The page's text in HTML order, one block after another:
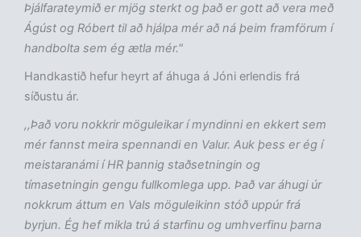
Þjálfarateymið er mjög sterkt og það er gott að vera með
Ágúst og Róbert til að hjálpa mér að ná þeim framförum í
handbolta sem ég ætla mér."
Handkastið hefur heyrt af áhuga á Jóni erlendis frá
síðustu ár.
,,Það voru nokkrir möguleikar í myndinni en ekkert sem
mér fannst meira spennandi en Valur. Auk þess er ég í
meistaranámi í HR þannig staðsetningin og
tímasetningin gengu fullkomlega upp. Það var áhugi úr
nokkrum áttum en Vals möguleikinn stóð uppúr frá
byrjun. Ég hef mikla trú á starfinu og umhverfinu þarna